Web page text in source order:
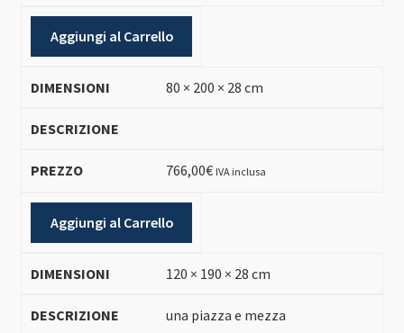
Aggiungi al Carrello
80 × 200 × 28 cm
766,00€ IVA inclusa
Aggiungi al Carrello
120 × 190 × 28 cm
una piazza e mezza